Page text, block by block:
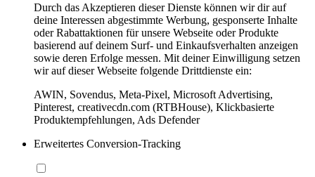
Durch das Akzeptieren dieser Dienste können wir dir auf
deine Interessen abgestimmte Werbung, gesponserte Inhalte
oder Rabattaktionen für unsere Webseite oder Produkte
basierend auf deinem Surf- und Einkaufsverhalten anzeigen
sowie deren Erfolge messen. Mit deiner Einwilligung setzen
wir auf dieser Webseite folgende Drittdienste ein:
AWIN, Sovendus, Meta-Pixel, Microsoft Advertising,
Pinterest, creativecdn.com (RTBHouse), Klickbasierte
Produktempfehlungen, Ads Defender
Erweitertes Conversion-Tracking